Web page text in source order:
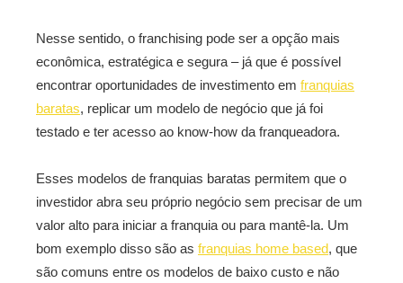
Nesse sentido, o franchising pode ser a opção mais
econômica, estratégica e segura – já que é possível
encontrar oportunidades de investimento em franquias
baratas, replicar um modelo de negócio que já foi
testado e ter acesso ao know-how da franqueadora.
Esses modelos de franquias baratas permitem que o
investidor abra seu próprio negócio sem precisar de um
valor alto para iniciar a franquia ou para mantê-la. Um
bom exemplo disso são as franquias home based, que
são comuns entre os modelos de baixo custo e não